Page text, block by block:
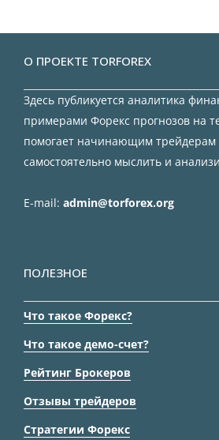
О ПРОЕКТЕ TORFOREX
Здесь публикуется аналитика
примерами Форекс прогнозов на
помогает начинающим трейдерам
самостоятельно мыслить и
E-mail: admin@torforex.org
ПОЛЕЗНОЕ
Что такое Форекс?
Что такое демо-счет?
Рейтинг Брокеров
Отзывы трейдеров
Стратегии Форекс